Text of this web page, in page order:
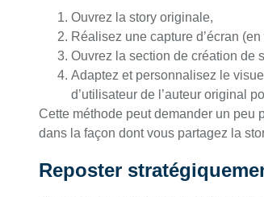
Ouvrez la story originale,
Réalisez une capture d’écran
Ouvrez la section de création de
Adaptez et personnalisez le
d’utilisateur de l’auteur original
Cette méthode peut demander un peu
dans la façon dont vous partagez la
Reposter